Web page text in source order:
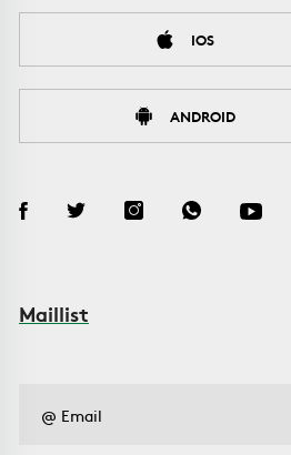
IOS
ANDROID
Maillist